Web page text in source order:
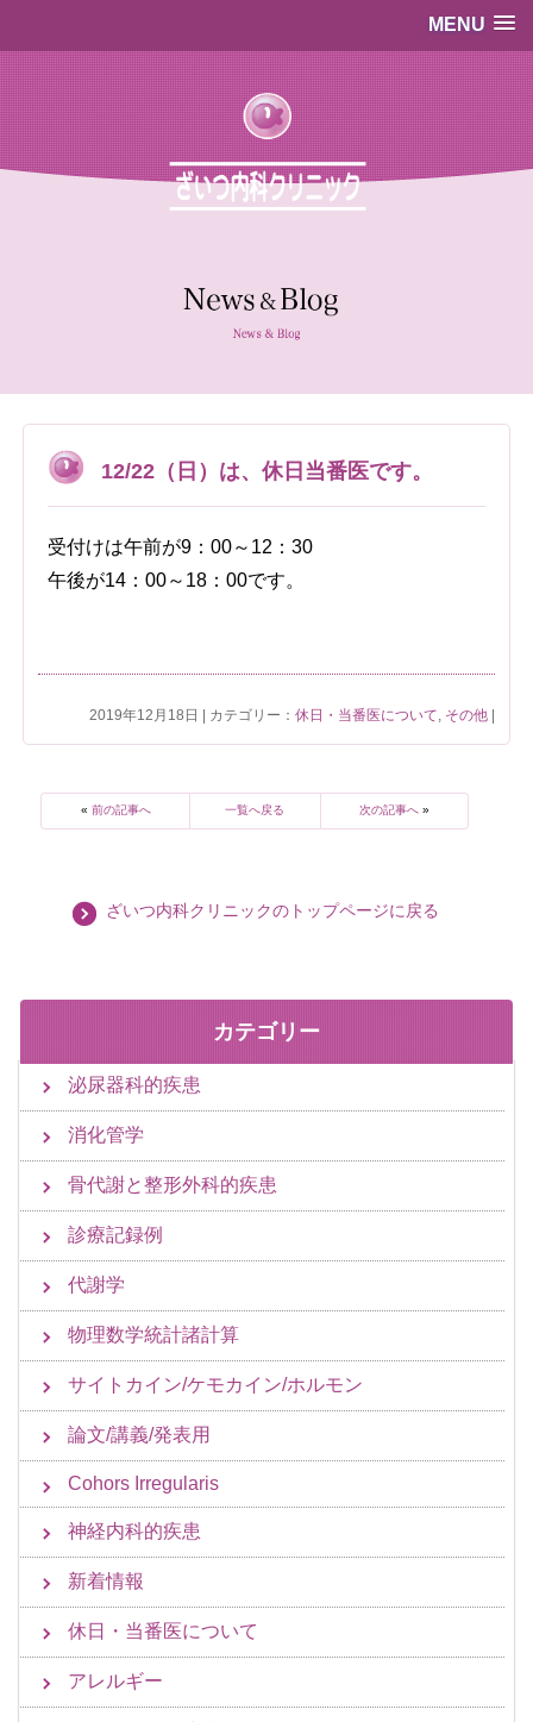
MENU
12/22（日）は、休日当番医です。
受付けは午前が9：00～12：30
午後が14：00～18：00です。
2019年12月18日 | カテゴリー： 休日・当番医について その他|
« 前の記事へ 一覧へ戻る 次の記事へ»
ざいつ内科クリニックのトップページに戻る
カテゴリー
泌尿器科的疾患
消化管学
骨代謝と整形外科的疾患
診療記録例
代謝学
物理数学統計諸計算
サイトカイン/ケモカイン/ホルモン
論文/講義/発表用
Cohors Irregularis
神経内科的疾患
新着情報
休日・当番医について
アレルギー